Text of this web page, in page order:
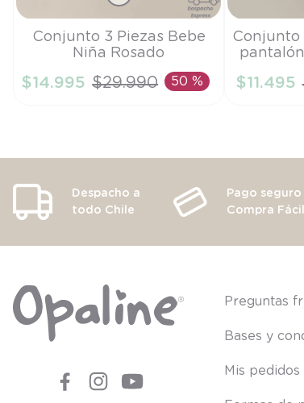
Talla
AÑADIR AL CARRITO
Conjunto 3 Piezas Bebe
Niña Rosado
$14.995 $29.990 50 %
Talla
12M
Conjunto
$11 .495
Despacho a
todo Chile
Pago seguro
Compra Fácil
Preguntas
Bases y
Mis pedidos